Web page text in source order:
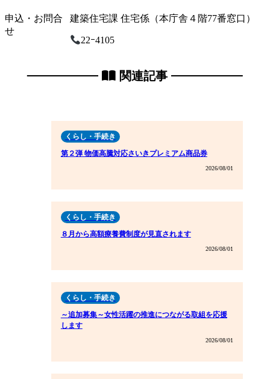
申込・お問合
せ
建築住宅課 住宅係（本庁舎４階77番窓口）
22ｰ4105
関連記事
くらし・手続き
第２弾 物価高騰対応さいきプレミアム商品券
2026/08/01
くらし・手続き
８月から高額療養費制度が見直されます
2026/08/01
くらし・手続き
～追加募集～女性活躍の推進につながる取組を応援
します
2026/08/01